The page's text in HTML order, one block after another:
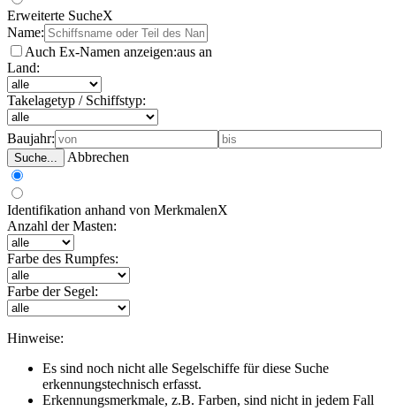
Erweiterte SucheX
Name:
Auch Ex-Namen anzeigen:aus an
Land:
Takelagetyp / Schiffstyp:
Baujahr:
Suche... Abbrechen
Identifikation anhand von MerkmalenX
Anzahl der Masten:
Farbe des Rumpfes:
Farbe der Segel:
Hinweise:
Es sind noch nicht alle Segelschiffe für diese Suche
erkennungstechnisch erfasst.
Erkennungsmerkmale, z.B. Farben, sind nicht in jedem Fall